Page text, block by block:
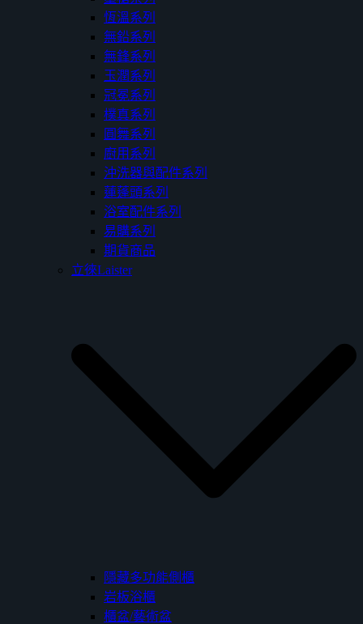
恆溫系列
無鉛系列
無鋒系列
玉潤系列
冠冕系列
樸真系列
圓舞系列
廚用系列
沖洗器與配件系列
蓮蓬頭系列
浴室配件系列
易購系列
期貨商品
立徠Laister
隱藏多功能側櫃
岩板浴櫃
櫃盆/藝術盆